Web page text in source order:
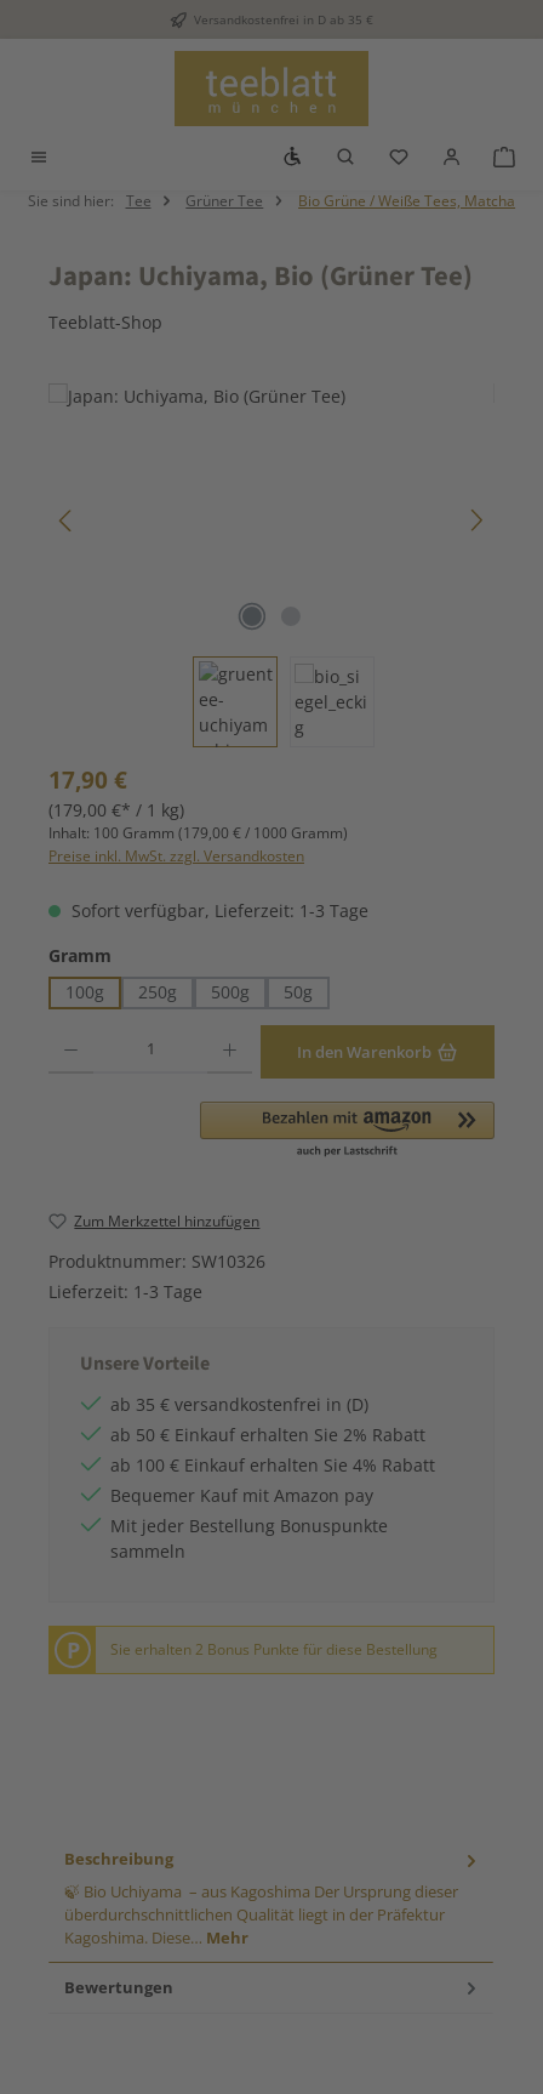
Zum Hauptinhalt springenVersandkostenfrei in D ab 35 €
Werkzeugleiste anzeigen
Du hast 0
Sie sind hier: Tee Grüner Tee Bio Grüne / Weiße Tees, Matcha
Japan: Uchiyama, Bio (Grüner Tee)
Teeblatt-Shop
Bildergalerie überspringen
Regulärer Preis:
17,90 €
(179,00 €* / 1 kg)
Inhalt: 100 Gramm (179,00 € / 1000 Gramm)
Preise inkl. MwSt. zzgl. Versandkosten
Sofort verfügbar, Lieferzeit: 1-3 Tage
Gramm
100g
250g 500g 50g
In den Warenkorb
Zum Merkzettel hinzufügen
Produktnummer: SW10326
Lieferzeit: 1-3 Tage
Unsere Vorteile
ab 35 € versandkostenfrei in (D)
ab 50 € Einkauf erhalten Sie 2% Rabatt
ab 100 € Einkauf erhalten Sie 4% Rabatt
Bequemer Kauf mit Amazon pay
Mit jeder Bestellung Bonuspunkte
sammeln
P Sie erhalten 2 Bonus Punkte für diese Bestellung
Beschreibung
🍃 Bio Uchiyama – aus Kagoshima Der Ursprung dieser
überdurchschnittlichen Qualität liegt in der Präfektur
Kagoshima. Diese… Mehr
Bewertungen